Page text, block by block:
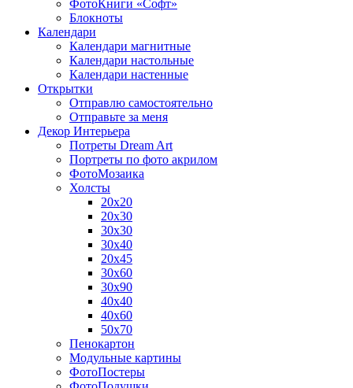
ФотоКниги «Софт»
Блокноты
Календари
Календари магнитные
Календари настольные
Календари настенные
Открытки
Отправлю самостоятельно
Отправьте за меня
Декор Интерьера
Потреты Dream Art
Портреты по фото акрилом
ФотоМозаика
Холсты
20х20
20х30
30х30
30х40
20х45
30х60
30х90
40х40
40х60
50х70
Пенокартон
Модульные картины
ФотоПостеры